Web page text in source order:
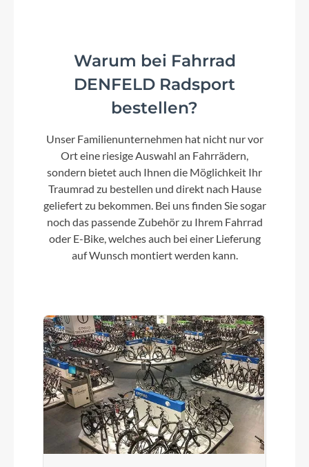
Rücklicht
SUPERNOVA TL3 PRO LED TAIL LIGHT
Scheinwerfer
SUPERNOVA M99 MINI PRO HIGH BEAM
Equipment
Beleuchtung von Supernova, Curana
Schutzbleche, Fahrradständer, Aufnahmesystem
aus Carbon für Packtaschen, Klingel
IPU 1000 Ultracore 960Wh
Laufradgröße
29 Zoll
Gepäckträger
Carbon Pannier Carrier
Warum bei Fahrrad
DENFELD Radsport
bestellen?
Unser Familienunternehmen hat nicht nur vor
Ort eine riesige Auswahl an Fahrrädern,
sondern bietet auch Ihnen die Möglichkeit Ihr
Traumrad zu bestellen und direkt nach Hause
geliefert zu bekommen. Bei uns finden Sie sogar
noch das passende Zubehör zu Ihrem Fahrrad
oder E-Bike, welches auch bei einer Lieferung
auf Wunsch montiert werden kann.